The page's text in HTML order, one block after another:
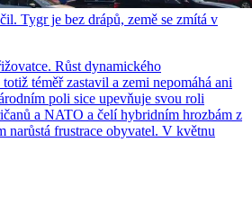
Tygr je bez drápů, země se zmítá v
Růst dynamického
téměř zastavil a zemi nepomáhá ani
poli sice upevňuje svou roli
a NATO a čelí hybridním hrozbám z
narůstá frustrace obyvatel. V květnu